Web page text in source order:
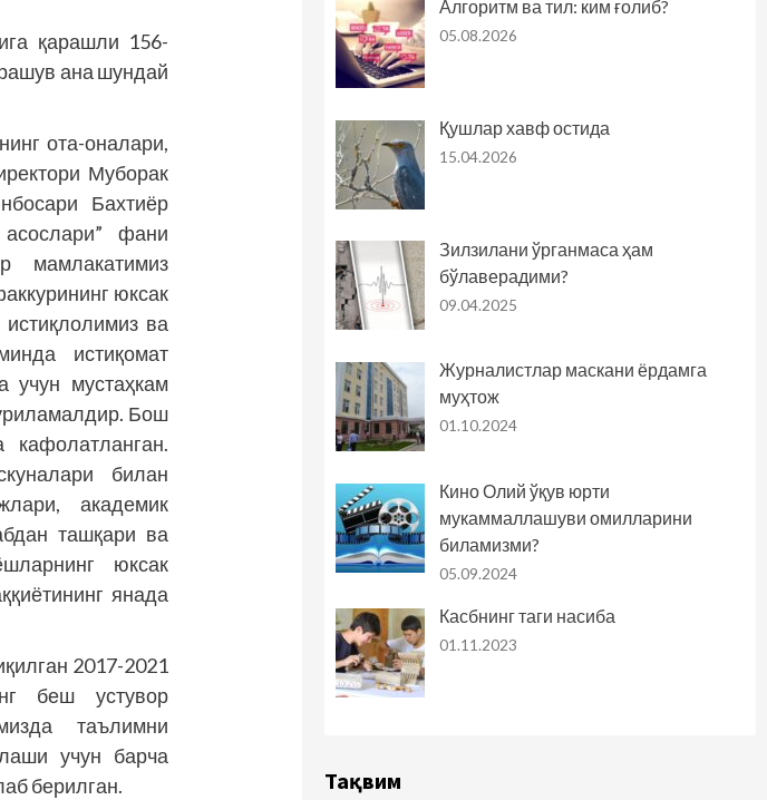
қарашли 156-
ана шундай
ота-оналари,
Муборак
Бахтиёр
фани
мамлакатимиз
юксак
ва
истиқомат
учун мустаҳкам
Бош
билан
академик
ташқари ва
юксак
янада
2017-2021
беш устувор
таълимни
учун барча
берилган.
Алгоритм ва тил: ким ғолиб?
05.08.2026
Қушлар хавф остида
15.04.2026
Зилзилани ўрганмаса ҳам
бўлаверадими?
09.04.2025
Журналистлар маскани ёрдамга
муҳтож
01.10.2024
Кино Олий ўқув юрти
мукаммаллашуви омилларини
биламизми?
05.09.2024
Касбнинг таги насиба
01.11.2023
Тақвим